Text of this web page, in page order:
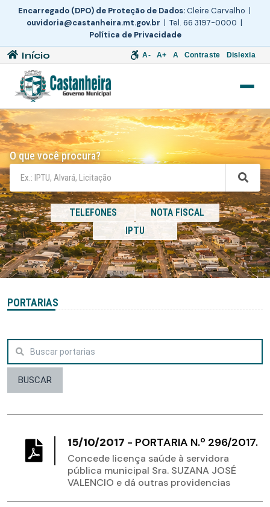
Encarregado (DPO) de Proteção de Dados:Cleire Carvalho |
ouvidoria@castanheira.mt.gov.br | Tel. 66 3197-0000 |
Política de Privacidade
Início A- A+ A Contraste Dislexia
O que você procura?
TELEFONES
NOTA FISCAL
IPTU
PORTARIAS
BUSCAR
15/10/2017 - PORTARIA N.º 296/2017.
Concede licença saúde à servidora
pública municipal Sra. SUZANA JOSÉ
VALENCIO e dá outras providencias